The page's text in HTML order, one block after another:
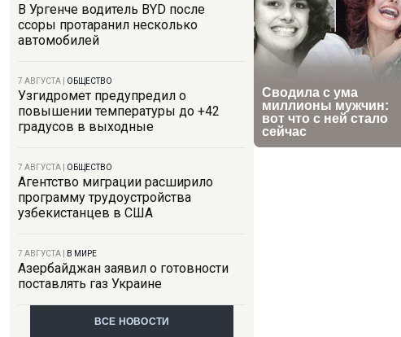
В Ургенче водитель BYD после
ссоры протаранил несколько
автомобилей
7 АВГУСТА ОБЩЕСТВО
Узгидромет предупредил о
повышении температуры до +42
градусов в выходные
7 АВГУСТА ОБЩЕСТВО
Агентство миграции расширило
программу трудоустройства
узбекистанцев в США
7 АВГУСТА В МИРЕ
Азербайджан заявил о готовности
поставлять газ Украине
ВСЕ НОВОСТИ